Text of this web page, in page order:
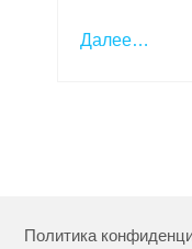
Далее…
Политика